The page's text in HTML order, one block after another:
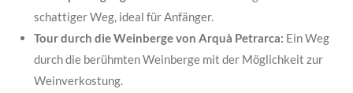
schattiger Weg, ideal für Anfänger.
Tour durch die Weinberge von Arquà Petrarca: Ein Weg
durch die berühmten Weinberge mit der Möglichkeit zur
Weinverkostung.